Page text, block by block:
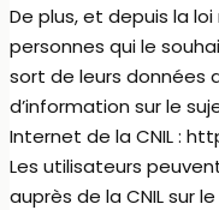
De plus, et depuis la loi
personnes qui le
sort de leurs données
d’information sur le
Internet de la CNIL :
Les utilisateurs
auprès de la CNIL sur